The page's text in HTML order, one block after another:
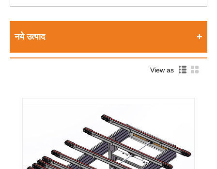
नये उत्पाद
View as